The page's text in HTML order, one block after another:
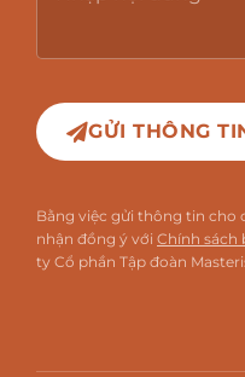
GỬI THÔNG
Bằng việc gửi thông tin cho
nhận đồng ý với Chính sách
ty Cổ phần Tập đoàn